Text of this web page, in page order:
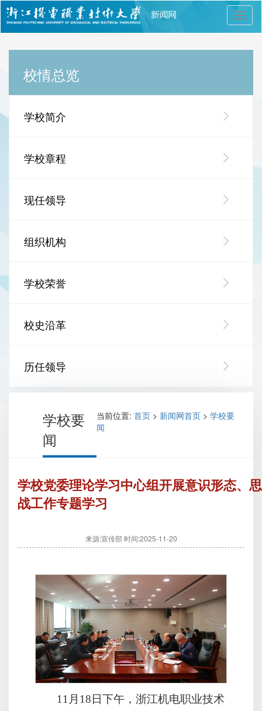
切
换
航
校情总览
学校简介
学校章程
现任领导
组织机构
学校荣誉
校史沿革
历任领导
学校要
闻
当前位置: 首页> 新闻网首页> 学校要
闻
学校党委理论学习中心组开展意识形态、
战工作专题学习
来源:宣传部时间:2025-11-20
11月18日下午，浙江机电职业技术